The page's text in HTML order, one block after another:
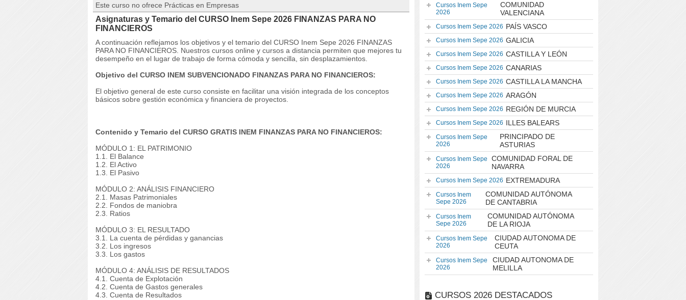
Este curso no ofrece Prácticas en Empresas
Asignaturas y Temario del CURSO Inem Sepe 2026 FINANZAS PARA NO
FINANCIEROS
A continuación reflejamos los objetivos y el temario del CURSO Inem Sepe 2026 FINANZAS
PARA NO FINANCIEROS. Nuestros cursos online y cursos a distancia permiten que mejores tu
desempeño en el lugar de trabajo de forma cómoda y sencilla, sin desplazamientos.
Objetivo del CURSO INEM SUBVENCIONADO FINANZAS PARA NO FINANCIEROS:
El objetivo general de este curso consiste en facilitar una visión integrada de los conceptos
básicos sobre gestión económica y financiera de proyectos.
Contenido y Temario del CURSO GRATIS INEM FINANZAS PARA NO FINANCIEROS:
MÓDULO 1: EL PATRIMONIO
1.1. El Balance
1.2. El Activo
1.3. El Pasivo
MÓDULO 2: ANÁLISIS FINANCIERO
2.1. Masas Patrimoniales
2.2. Fondos de maniobra
2.3. Ratios
MÓDULO 3: EL RESULTADO
3.1. La cuenta de pérdidas y ganancias
3.2. Los ingresos
3.3. Los gastos
MÓDULO 4: ANÁLISIS DE RESULTADOS
4.1. Cuenta de Explotación
4.2. Cuenta de Gastos generales
4.3. Cuenta de Resultados
Cursos Inem Sepe
2026
COMUNIDAD
VALENCIANA
Cursos Inem Sepe 2026 PAÍS VASCO
Cursos Inem Sepe 2026 GALICIA
Cursos Inem Sepe 2026 CASTILLA Y LEÓN
Cursos Inem Sepe 2026 CANARIAS
Cursos Inem Sepe 2026 CASTILLA LA MANCHA
Cursos Inem Sepe 2026 ARAGÓN
Cursos Inem Sepe 2026 REGIÓN DE MURCIA
Cursos Inem Sepe 2026 ILLES BALEARS
Cursos Inem Sepe
2026
PRINCIPADO DE
ASTURIAS
Cursos Inem Sepe
2026
COMUNIDAD FORAL DE
NAVARRA
Cursos Inem Sepe 2026 EXTREMADURA
Cursos Inem
Sepe 2026
COMUNIDAD AUTÓNOMA
DE CANTABRIA
Cursos Inem
Sepe 2026
COMUNIDAD AUTÓNOMA
DE LA RIOJA
Cursos Inem Sepe
2026
CIUDAD AUTONOMA DE
CEUTA
Cursos Inem Sepe
2026
CIUDAD AUTONOMA DE
MELILLA
CURSOS 2026 DESTACADOS